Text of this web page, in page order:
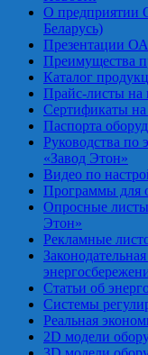
О предприятии
Беларусь)
Презентации
Преимущества
Каталог
Прайс-листы
Сертификаты
Паспорта
Руководства по
«Завод Этон»
Видео по
Программы для
Опросные листы
Этон»
Рекламные
Статьи об
Системы
Реальная
2D модели